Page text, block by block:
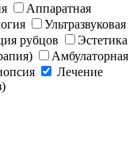
Аппаратная
Ультразвуковая
рубцов
Эстетика
Амбулаторная
Лечение